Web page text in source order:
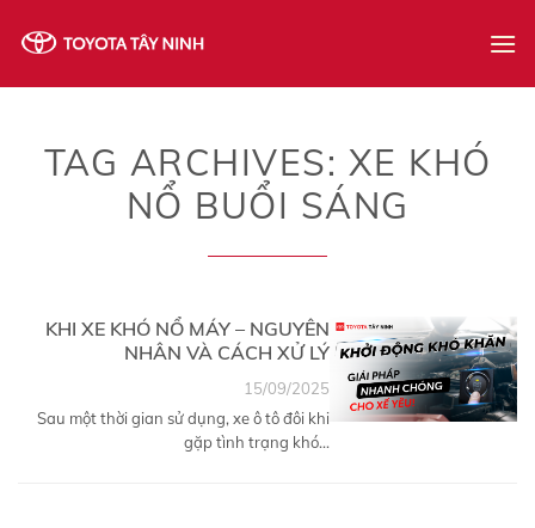
TAG ARCHIVES: XE KHÓ
NỔ BUỔI SÁNG
KHI XE KHÓ NỔ MÁY – NGUYÊN
NHÂN VÀ CÁCH XỬ LÝ
Sau một thời gian sử dụng, xe ô tô đôi khi
gặp tình trạng khó...
15/09/2025